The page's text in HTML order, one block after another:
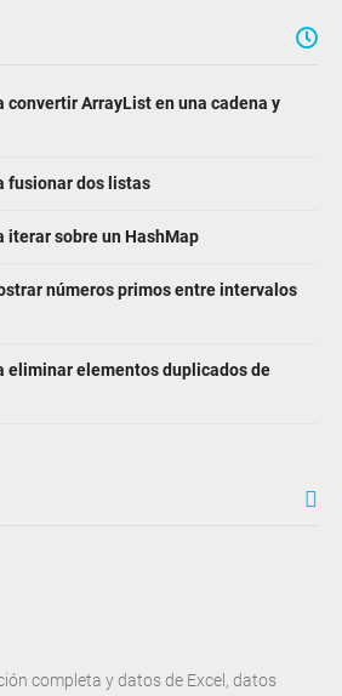
convertir ArrayList en una cadena y
fusionar dos listas
iterar sobre un HashMap
números primos entre intervalos
eliminar elementos duplicados de
completa y datos de Excel, datos